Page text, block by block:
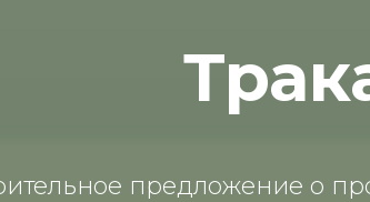
предлoжение o